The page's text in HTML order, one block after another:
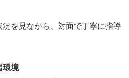
を見ながら、対面で丁寧に指導
環境